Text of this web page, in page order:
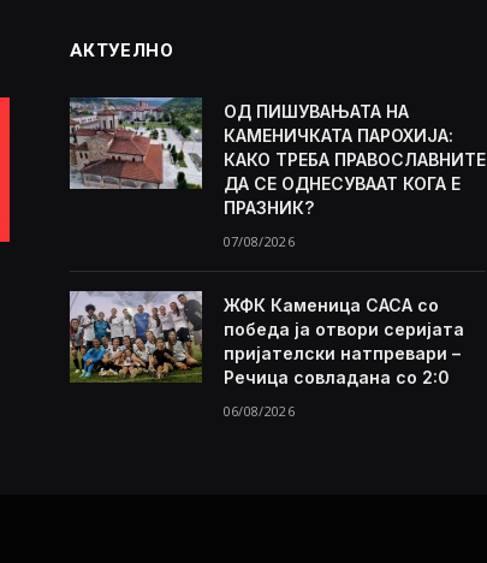
АКТУЕЛНО
ОД ПИШУВАЊАТА НА
КАМЕНИЧКАТА ПАРОХИЈА:
КАКО ТРЕБА ПРАВОСЛАВНИТЕ
ДА СЕ ОДНЕСУВААТ КОГА Е
ПРАЗНИК?
07/08/2026
ЖФК Каменица САСА со
победа ја отвори серијата
пријателски натпревари –
Речица совладана со 2:0
06/08/2026